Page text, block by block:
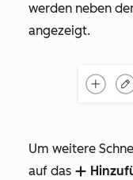
werden neben
angezeigt.
Um weitere
auf das addIcon